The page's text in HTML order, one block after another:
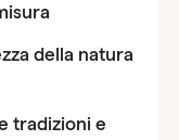
della natura
tradizioni e